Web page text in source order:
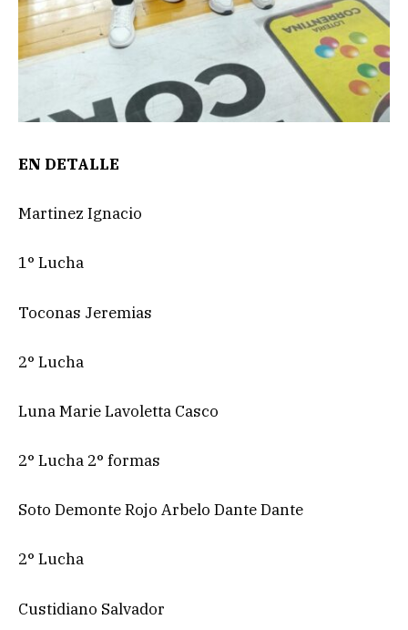
EN DETALLE
Martinez Ignacio
1° Lucha
Toconas Jeremias
2° Lucha
Luna Marie Lavoletta Casco
2° Lucha 2° formas
Soto Demonte Rojo Arbelo Dante Dante
2° Lucha
Custidiano Salvador